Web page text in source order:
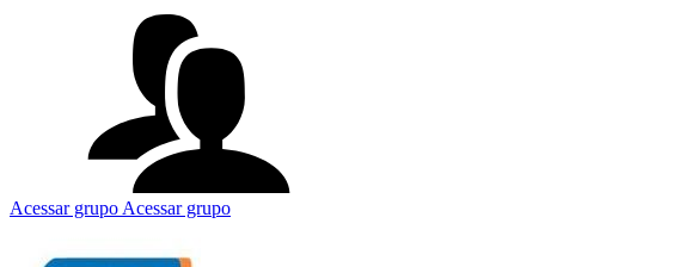
Acessar grupo Acessar grupo